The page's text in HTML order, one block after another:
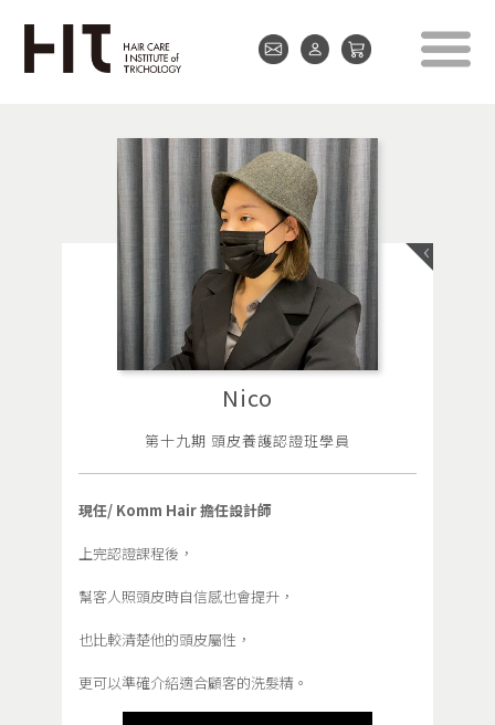
Nico
第十九期 頭皮養護認證班學員
現任/ Komm Hair 擔任設計師
上完認證課程後，
幫客人照頭皮時自信感也會提升，
也比較清楚他的頭皮屬性，
更可以準確介紹適合顧客的洗髮精。